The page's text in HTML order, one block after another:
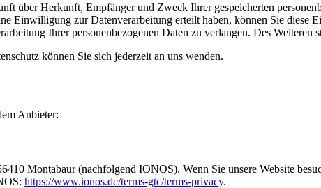
über Herkunft, Empfänger und Zweck Ihrer gespeicherten
Einwilligung zur Datenverarbeitung erteilt haben, können Sie
Ihrer personenbezogenen Daten zu verlangen. Des
können Sie sich jederzeit an uns wenden.
Anbieter:
Montabaur (nachfolgend IONOS). Wenn Sie unsere Website
https://www.ionos.de/terms-gtc/terms-privacy.